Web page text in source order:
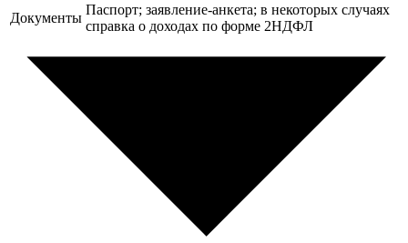
Документы
Паспорт; заявление-анкета; в некоторых случаях
справка о доходах по форме 2НДФЛ